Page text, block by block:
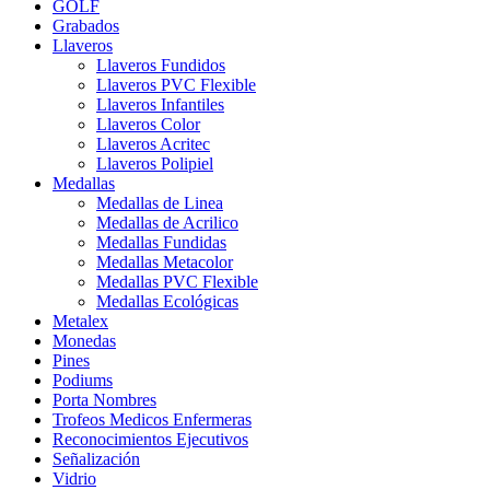
GOLF
Grabados
Llaveros
Llaveros Fundidos
Llaveros PVC Flexible
Llaveros Infantiles
Llaveros Color
Llaveros Acritec
Llaveros Polipiel
Medallas
Medallas de Linea
Medallas de Acrilico
Medallas Fundidas
Medallas Metacolor
Medallas PVC Flexible
Medallas Ecológicas
Metalex
Monedas
Pines
Podiums
Porta Nombres
Trofeos Medicos Enfermeras
Reconocimientos Ejecutivos
Señalización
Vidrio